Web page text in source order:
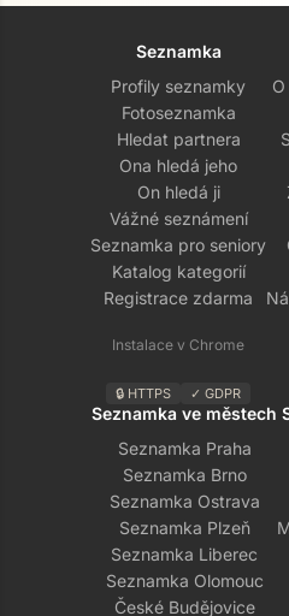
Seznamka
Profily seznamky
Fotoseznamka
Hledat partnera
Ona hledá jeho
On hledá ji
Vážné seznámení
Seznamka pro seniory
Katalog kategorií
Registrace zdarma
Instalace v Chrome
🔒 HTTPS ✓ GDPR
Seznamka ve městech
Seznamka Praha
Seznamka Brno
Seznamka Ostrava
Seznamka Plzeň
Seznamka Liberec
Seznamka Olomouc
České Budějovice